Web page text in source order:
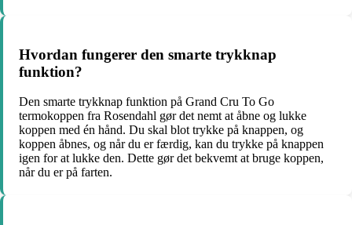
Hvordan fungerer den smarte trykknap
funktion?
Den smarte trykknap funktion på Grand Cru To Go
termokoppen fra Rosendahl gør det nemt at åbne og lukke
koppen med én hånd. Du skal blot trykke på knappen, og
koppen åbnes, og når du er færdig, kan du trykke på knappen
igen for at lukke den. Dette gør det bekvemt at bruge koppen,
når du er på farten.